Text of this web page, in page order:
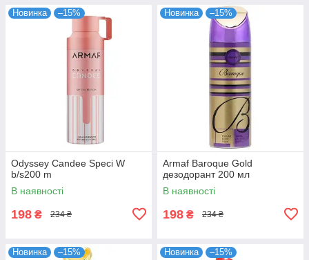
Новинка –15%
Odyssey Candee Speci W
b/s200 m
В наявності
198 ₴ 234 ₴
Новинка –15%
Armaf Baroque Gold
дезодорант 200 мл
В наявності
198 ₴ 234 ₴
Новинка –15% Новинка –15%